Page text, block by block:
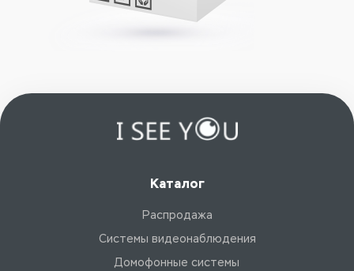
Каталог
Распродажа
Системы видеонаблюдения
Домофонные системы